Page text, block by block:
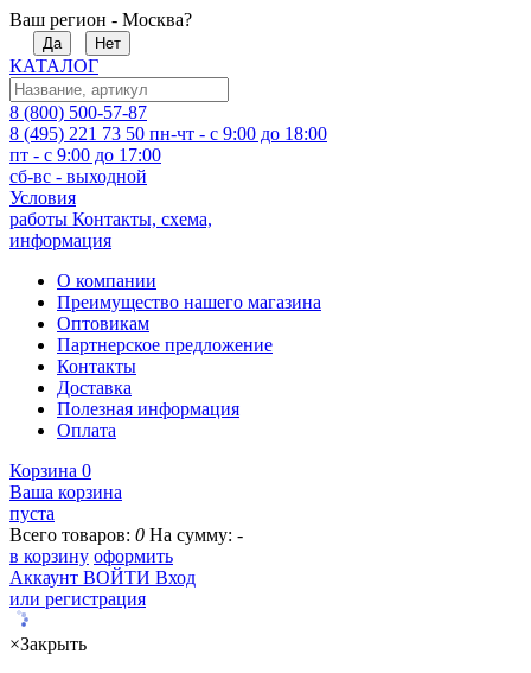
Ваш регион - Москва?
Да Нет
КАТАЛОГ
8 (800) 500-57-87
8 (495) 221 73 50 пн-чт - с 9:00 до 18:00
пт - с 9:00 до 17:00
сб-вс - выходной
Условия
работы Контакты, схема,
информация
О компании
Преимущество нашего магазина
Оптовикам
Партнерское предложение
Контакты
Доставка
Полезная информация
Оплата
Корзина 0
Ваша корзина
пуста
Всего товаров: 0 На сумму: -
в корзину оформить
Аккаунт ВОЙТИ Вход
или регистрация
×Закрыть